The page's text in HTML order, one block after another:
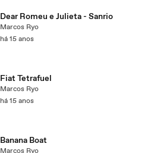
Dear Romeu e Julieta - Sanrio
Marcos Ryo
há 15 anos
Fiat Tetrafuel
Marcos Ryo
há 15 anos
Banana Boat